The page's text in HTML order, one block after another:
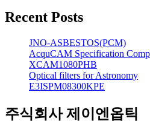
Recent Posts
JNO-ASBESTOS(PCM)
AcquCAM Specification
XCAM1080PHB
Optical filters for Astronomy
E3ISPM08300KPE
주식회사 제이엔옵틱